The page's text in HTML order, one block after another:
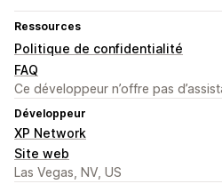
Ressources
Politique de confidentialité
FAQ
Ce développeur n’offre pas
Développeur
XP Network
Site web
Las Vegas, NV, US